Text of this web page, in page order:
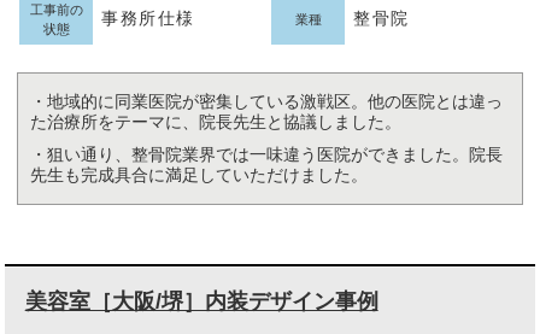
工事前の
状態
事務所仕様 業種 整骨院
・地域的に同業医院が密集している激戦区。他の医院とは違っ
た治療所をテーマに、院長先生と協議しました。
・狙い通り、整骨院業界では一味違う医院ができました。院長
先生も完成具合に満足していただけました。
美容室［大阪/堺］内装デザイン事例